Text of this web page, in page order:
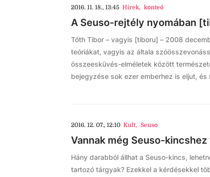
2016. 11. 18., 13:45 Hírek, konteó
A Seuso-rejtély nyomában
Tóth Tibor – vagyis [tiboru] – 2008
teóriákat, vagyis az általa
összeesküvés-elméletek között
bejegyzése sok ezer emberhez is eljut, és
2016. 12. 07., 12:10 Kult, Seuso
Vannak még Seuso-
Hány darabból állhat a Seuso-kincs,
tartozó tárgyak? Ezekkel a kérdésekkel